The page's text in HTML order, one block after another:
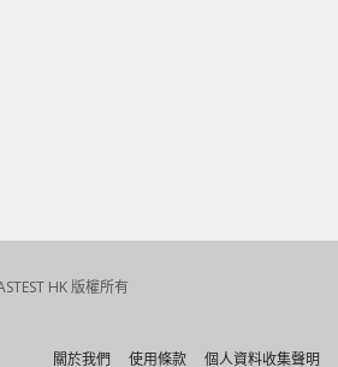
HK 版權所有
關於我們 使用條款 個人資料收集聲明